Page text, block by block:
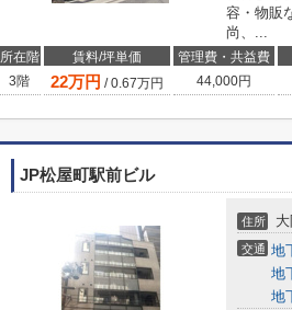
容・物販
尚、...
所在階 賃料/坪単価 管理費・共益費
3階
22万円 /0.67万円 44,000円
JP松屋町駅前ビル
住所
交通 地
地
地